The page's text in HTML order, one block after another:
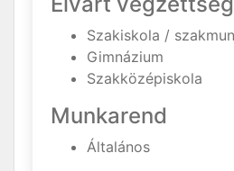
Szakiskola /
Gimnázium
Szakközépiskola
Munkarend
Általános